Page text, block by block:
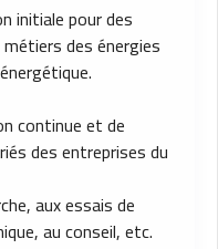
initiale pour des
des énergies
continue et de
des entreprises du
aux essais de
au conseil, etc.